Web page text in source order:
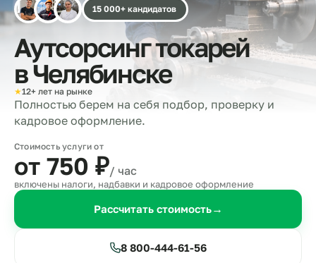
15 000+ кандидатов
Аутсорсинг токарей
вЧелябинске
★12+ лет на рынке
Полностью берем на себя подбор, проверку и
кадровое оформление.
Стоимость услуги от
от 750 ₽/ час
включены налоги, надбавки и кадровое оформление
Рассчитать стоимость→
8 800-444-61-56